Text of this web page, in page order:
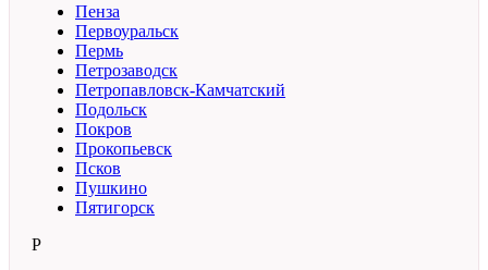
Пенза
Первоуральск
Пермь
Петрозаводск
Петропавловск-Камчатский
Подольск
Покров
Прокопьевск
Псков
Пушкино
Пятигорск
Р